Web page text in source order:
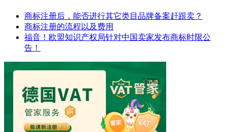
商标注册后，能否进行其它类目品牌备案赶跟卖？
商标注册的流程以及费用
福音！欧盟知识产权局针对中国卖家发布商标时限公
告！